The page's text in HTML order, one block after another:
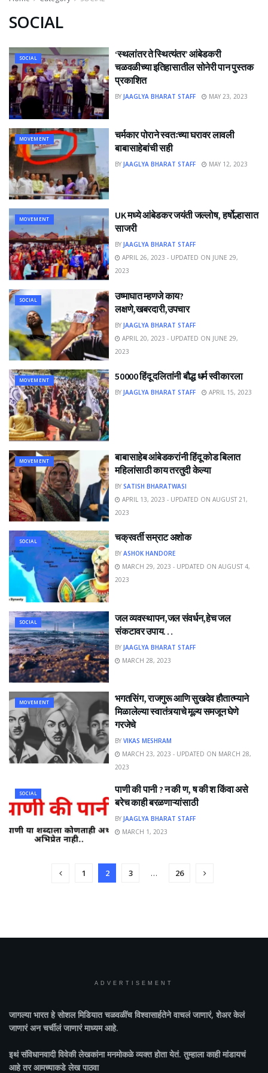
SOCIAL
SOCIAL
‘स्थलांतर ते स्थित्यंतर’ आंबेडकरी
चळवळीच्या इतिहासातील सोनेरी पान पुस्तक
प्रकाशित
BY JAAGLYA BHARAT STAFF MAY 23, 2023
MOVEMENT
चर्मकार पोराने स्वतःच्या घरावर लावली
बाबासाहेबांची सही
BY JAAGLYA BHARAT STAFF MAY 12, 2023
MOVEMENT
UK मध्ये आंबेडकर जयंती जल्लोष, हर्षोल्हासात
साजरी
BY JAAGLYA BHARAT STAFF
APRIL 26, 2023 - UPDATED ON JUNE 29,
2023
SOCIAL
उष्माघात म्हणजे काय?
लक्षणे,खबरदारी,उपचार
BY JAAGLYA BHARAT STAFF
APRIL 20, 2023 - UPDATED ON JUNE 29,
2023
MOVEMENT 50000 हिंदू दलितांनी बौद्ध धर्म स्वीकारला
BY JAAGLYA BHARAT STAFF APRIL 15, 2023
MOVEMENT
बाबासाहेब आंबेडकरांनी हिंदू कोड बिलात
महिलांसाठी काय तरतुदी केल्या
BY SATISH BHARATWASI
APRIL 13, 2023 - UPDATED ON AUGUST 21,
2023
SOCIAL चक्रवर्ती सम्राट अशोक
BY ASHOK HANDORE
MARCH 29, 2023 - UPDATED ON AUGUST 4,
2023
SOCIAL
जल व्यवस्थापन,जल संवर्धन,हेच जल
संकटावर उपाय…
BY JAAGLYA BHARAT STAFF
MARCH 28, 2023
MOVEMENT
भगतसिंग, राजगुरू आणि सुखदेव हौतात्म्याने
मिळालेल्या स्वातंत्र्याचे मूल्य समजून घेणे
गरजेचे
BY VIKAS MESHRAM
MARCH 23, 2023 - UPDATED ON MARCH 28,
2023
SOCIAL
पाणी की पानी ? न की ण, ष की श किंवा असे
बरेच काही बरळणाऱ्यांसाठी
BY JAAGLYA BHARAT STAFF
MARCH 1, 2023
1 2 3 … 26
ADVERTISEMENT
जागल्या भारतहे सोशल मिडियात चळवळींच विश्वासार्हतेने वाचलं जाणारं, शेअर केलं
जाणारं अन चर्चीलं जाणारं माध्यम आहे.
इथं संविधानवादी विवेकी लेखकांना मनमोकळे व्यक्त होता येतं. तुम्हाला काही मांडायचं
आहे तर आमच्याकडे लेख पाठवा